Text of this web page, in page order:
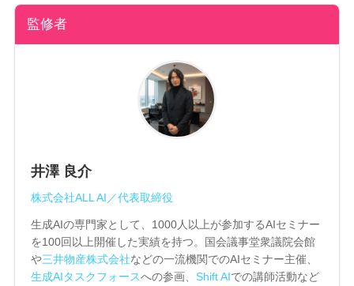
監修者
井澤 良介
株式会社ALL AI／代表取締役
生成AIの専門家として、1000人以上が参加するAIセミナー
を100回以上開催した実績を持つ。国会議事堂衆議院会館
や三井物産株式会社などの一流機関でのAIセミナー主催、
生成AIタスクフォースへの参画、 Shift AIでの講師活動など